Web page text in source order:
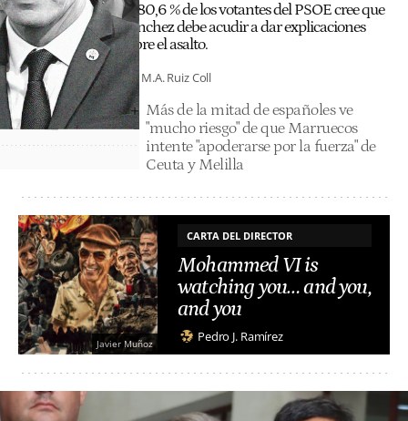
El 80,6 % de los votantes del PSOE cree que
Sánchez debe acudir a dar explicaciones
sobre el asalto.
M.A. Ruiz Coll
Más de la mitad de españoles ve
"mucho riesgo" de que Marruecos
intente "apoderarse por la fuerza" de
Ceuta y Melilla
Javier Muñoz
CARTA DEL DIRECTOR
Mohammed VI is
watching you… and you,
and you
Pedro J. Ramírez